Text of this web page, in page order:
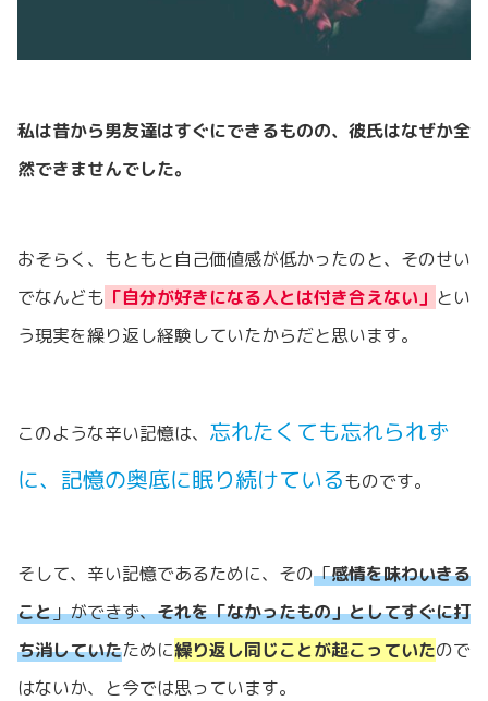
私は昔から男友達はすぐにできるものの、彼氏はなぜか全
然できませんでした。
おそらく、もともと自己価値感が低かったのと、そのせい
でなんども 「自分が好きになる人とは付き合えない」 とい
う現実を繰り返し経験していたからだと思います。
このような辛い記憶は、 忘れたくても忘れられず
に、記憶の奥底に眠り続けているものです。
そして、辛い記憶であるために、その「感情を味わいきる
こと」ができず、それを「なかったもの」としてすぐに打
ち消していたために繰り返し同じことが起こっていたので
はないか、と今では思っています。